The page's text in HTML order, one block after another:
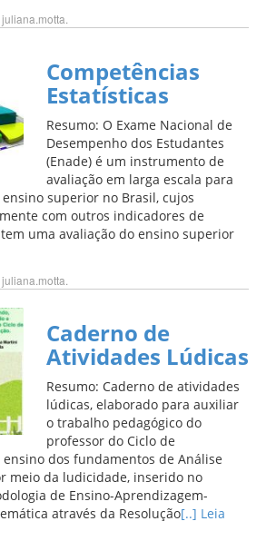
Competências
Estatísticas
Resumo: O Exame Nacional de
Desempenho dos Estudantes
(Enade) é um instrumento de
avaliação em larga escala para
superior no Brasil, cujos
com outros indicadores de
uma avaliação do ensino superior
Caderno de
Atividades Lúdicas
Resumo: Caderno de atividades
lúdicas, elaborado para auxiliar
o trabalho pedagógico do
professor do Ciclo de
dos fundamentos de Análise
meio da ludicidade, inserido no
de Ensino-Aprendizagem-
através da Resolução[..] Leia